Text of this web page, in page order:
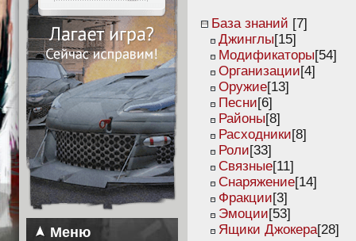
Меню
База знаний [7]
Джинглы[15]
Модификаторы[54]
Организации[4]
Оружие[13]
Песни[6]
Районы[8]
Расходники[8]
Роли[33]
Связные[11]
Снаряжение[14]
Фракции[3]
Эмоции[53]
Ящики Джокера[28]